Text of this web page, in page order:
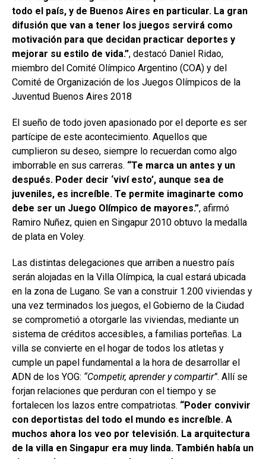
todo el país, y de Buenos Aires en particular. La gran
difusión que van a tener los juegos servirá como
motivación para que decidan practicar deportes y
mejorar su estilo de vida.”, destacó Daniel Ridao,
miembro del Comité Olímpico Argentino (COA) y del
Comité de Organización de los Juegos Olímpicos de la
Juventud Buenos Aires 2018
El sueño de todo joven apasionado por el deporte es ser
partícipe de este acontecimiento. Aquellos que
cumplieron su deseo, siempre lo recuerdan como algo
imborrable en sus carreras. “Te marca un antes y un
después. Poder decir ‘viví esto’, aunque sea de
juveniles, es increíble. Te permite imaginarte como
debe ser un Juego Olímpico de mayores.”, afirmó
Ramiro Nuñez, quien en Singapur 2010 obtuvo la medalla
de plata en Voley.
Las distintas delegaciones que arriben a nuestro país
serán alojadas en la Villa Olímpica, la cual estará ubicada
en la zona de Lugano. Se van a construir 1.200 viviendas y
una vez terminados los juegos, el Gobierno de la Ciudad
se comprometió a otorgarle las viviendas, mediante un
sistema de créditos accesibles, a familias porteñas. La
villa se convierte en el hogar de todos los atletas y
cumple un papel fundamental a la hora de desarrollar el
ADN de los YOG: “Competir, aprender y compartir”. Allí se
forjan relaciones que perduran con el tiempo y se
fortalecen los lazos entre compatriotas. “Poder convivir
con deportistas del todo el mundo es increíble. A
muchos ahora los veo por televisión. La arquitectura
de la villa en Singapur era muy linda. También había un